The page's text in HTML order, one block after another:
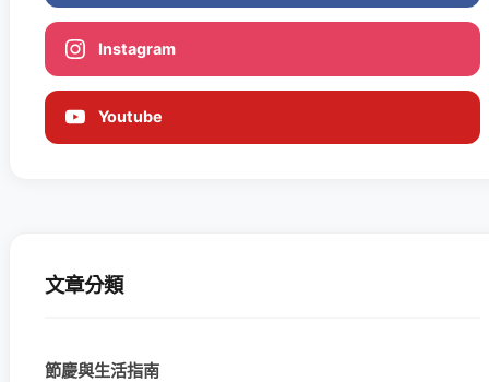
Instagram
Youtube
文章分類
節慶與生活指南